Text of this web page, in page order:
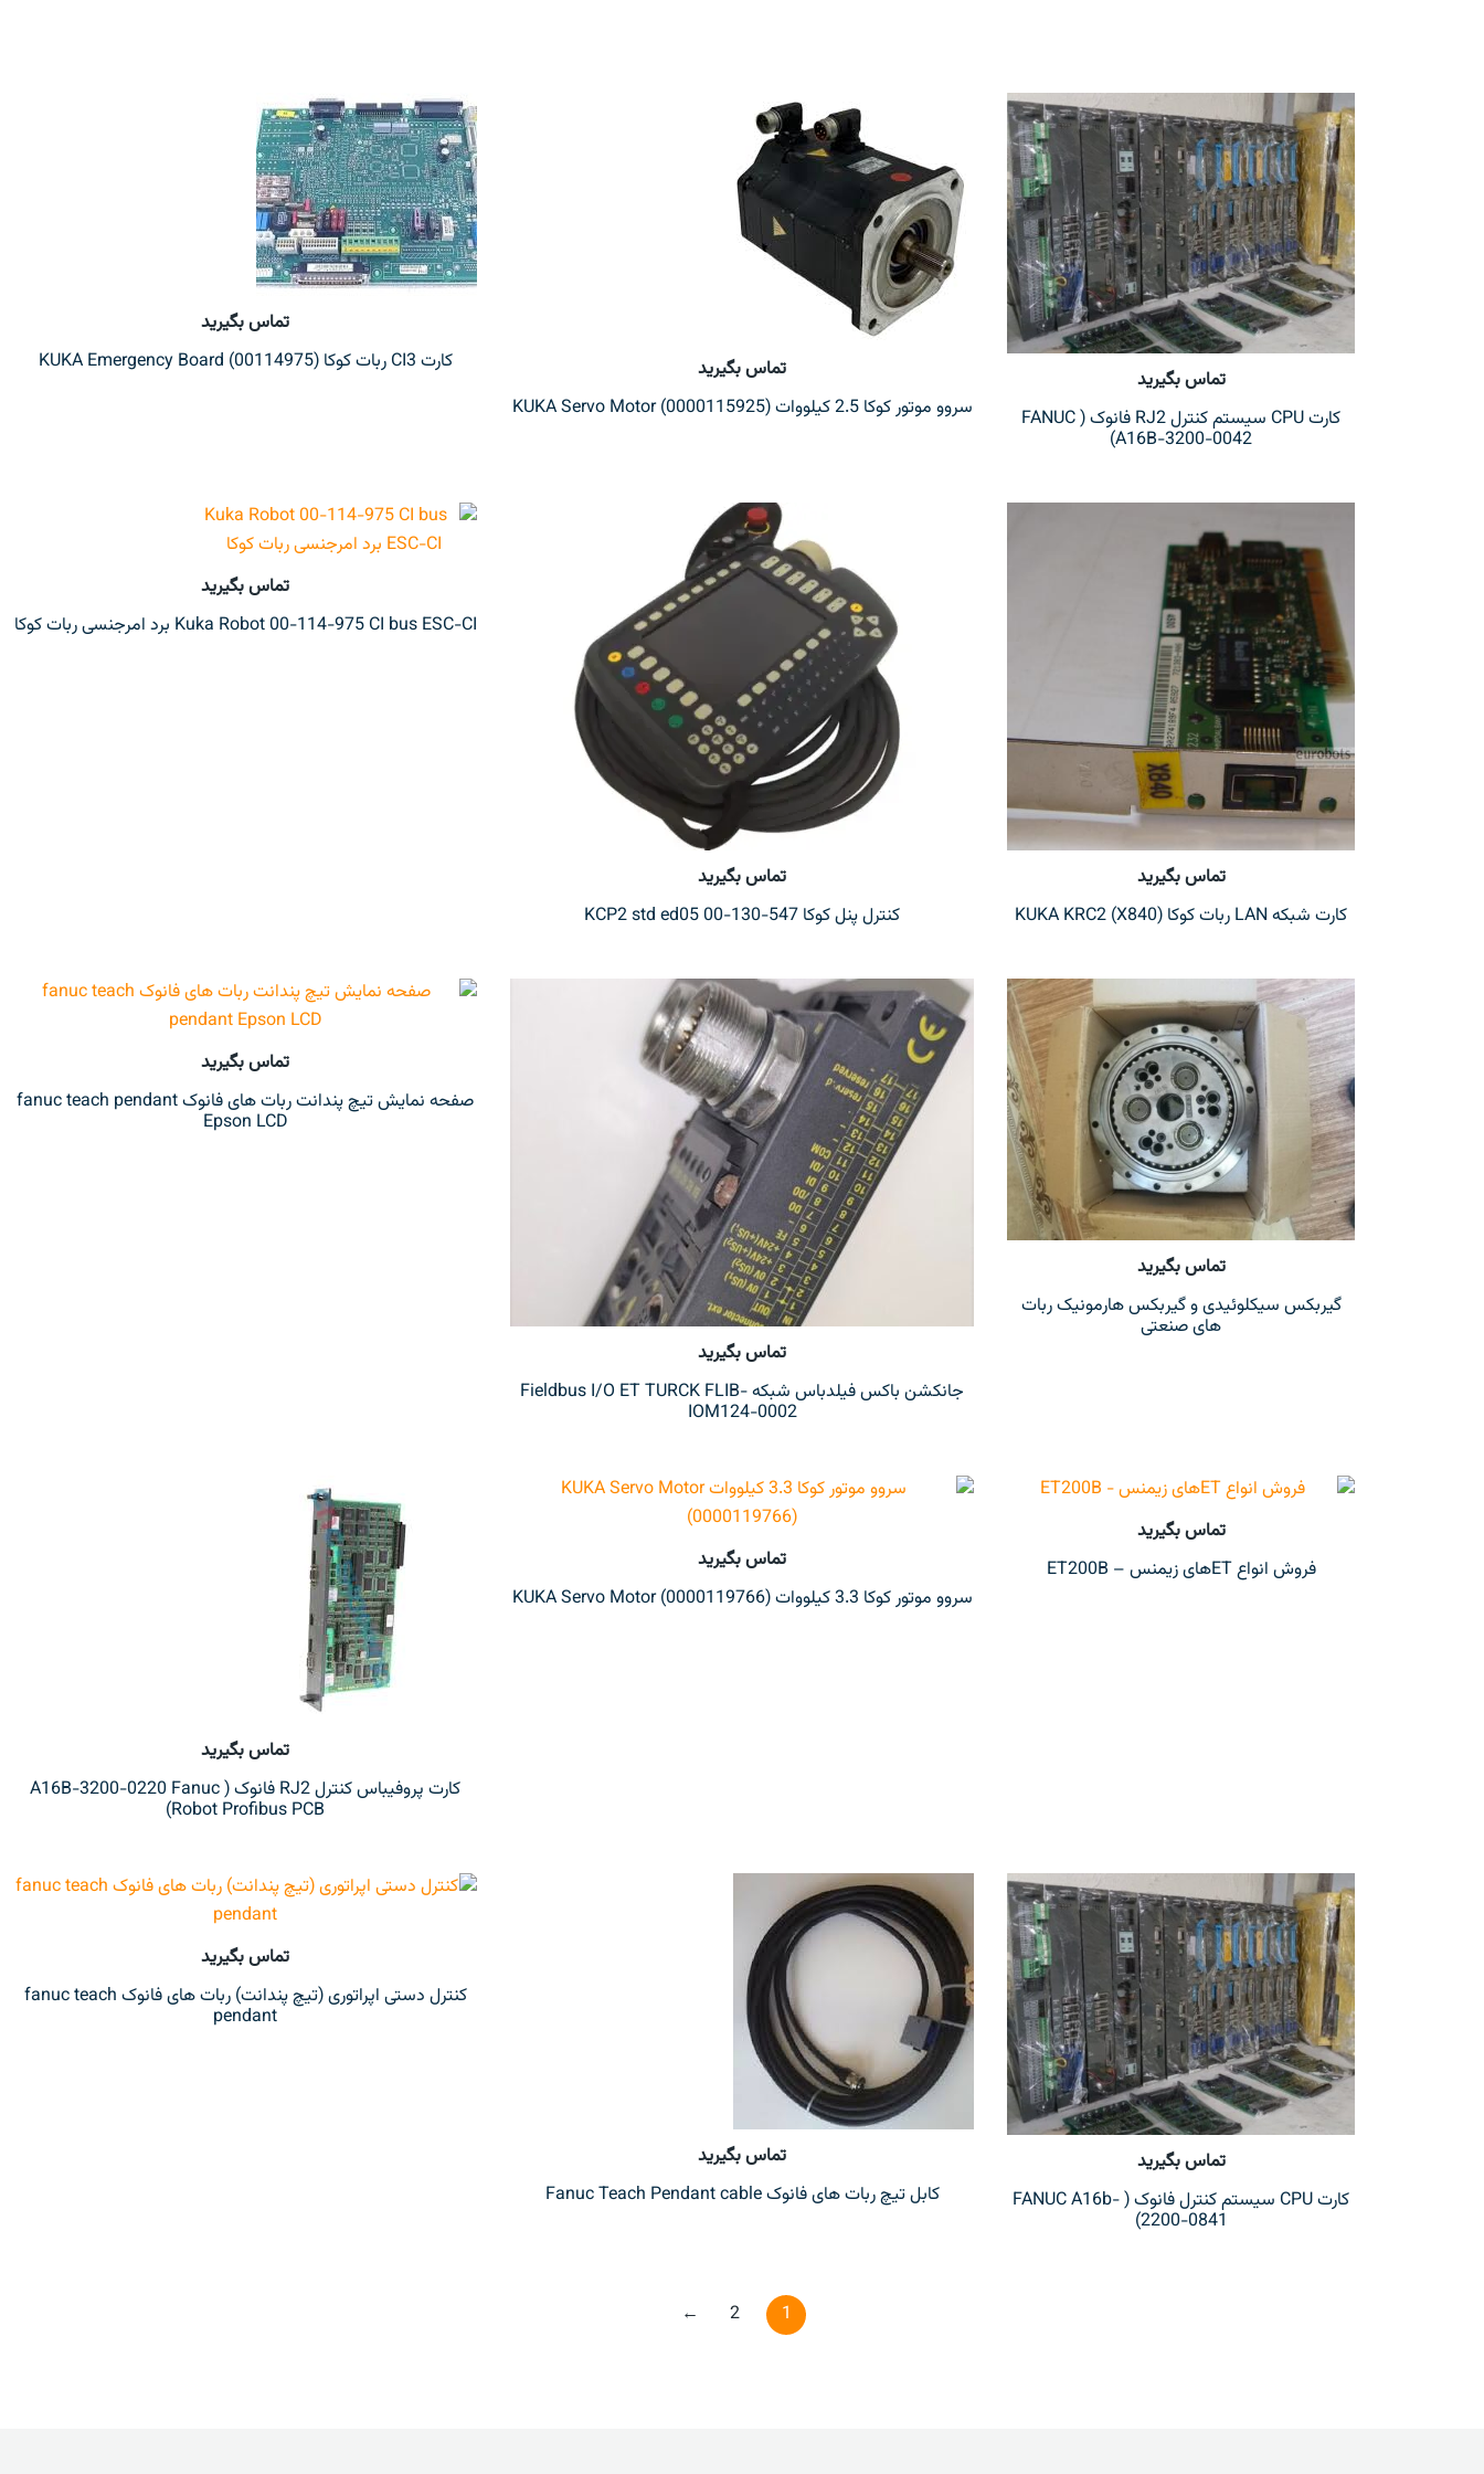
تماس بگیرید
کارت CPU سیستم کنترل RJ2 فانوک ( FANUC
A16B-3200-0042)
تماس بگیرید
سروو موتور کوکا 2.5 کیلووات KUKA Servo Motor (0000115925)
تماس بگیرید
کارت CI3 ربات کوکا (00114975) KUKA Emergency Board
تماس بگیرید
کارت شبکه LAN ربات کوکا KUKA KRC2 (X840)
تماس بگیرید
کنترل پنل کوکا KCP2 std ed05 00-130-547
تماس بگیرید
Kuka Robot 00-114-975 CI bus ESC-CI برد امرجنسی ربات کوکا
تماس بگیرید
گیربکس سیکلوئیدی و گیربکس هارمونیک ربات
های صنعتی
تماس بگیرید
جانکشن باکس فیلدباس شبکه Fieldbus I/O ET TURCK FLIB-
IOM124-0002
تماس بگیرید
صفحه نمایش تیچ پندانت ربات های فانوک fanuc teach pendant
Epson LCD
تماس بگیرید
فروش انواع ETهای زیمنس – ET200B
تماس بگیرید
سروو موتور کوکا 3.3 کیلووات KUKA Servo Motor (0000119766)
تماس بگیرید
کارت پروفیباس کنترل RJ2 فانوک ( A16B-3200-0220 Fanuc
Robot Profibus PCB)
تماس بگیرید
کارت CPU سیستم کنترل فانوک ( FANUC A16b-
2200-0841)
تماس بگیرید
کابل تیچ ربات های فانوک Fanuc Teach Pendant cable
تماس بگیرید
کنترل دستی اپراتوری (تیچ پندانت) ربات های فانوک fanuc teach
pendant
1
2
←